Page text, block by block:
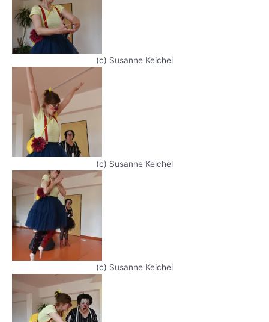
(c) Susanne Keichel
(c) Susanne Keichel
(c) Susanne Keichel